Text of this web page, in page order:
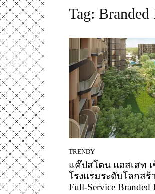
Tag: Branded
TRENDY
แค๊ปสโตน แอสเสท
โรงแรมระดับโลกสร้า
Full-Service Branded